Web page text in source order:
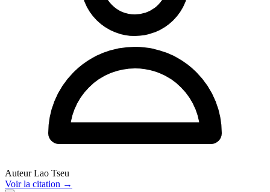
Auteur Lao Tseu
Voirla citation →